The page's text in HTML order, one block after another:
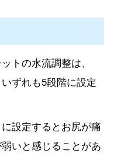
トの水流調整は、
ずれも5段階に設定
設定するとお尻が痛
いと感じることがあ